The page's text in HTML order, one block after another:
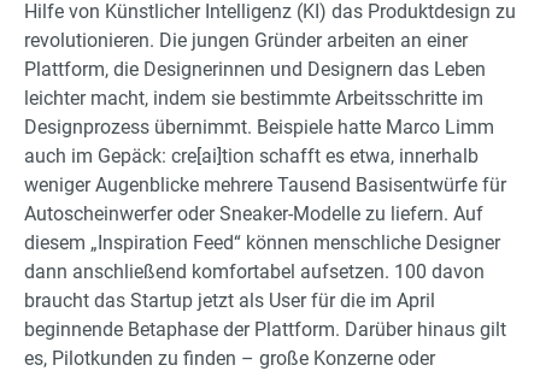
Hilfe von Künstlicher Intelligenz (KI) das Produktdesign zu
revolutionieren. Die jungen Gründer arbeiten an einer
Plattform, die Designerinnen und Designern das Leben
leichter macht, indem sie bestimmte Arbeitsschritte im
Designprozess übernimmt. Beispiele hatte Marco Limm
auch im Gepäck: cre[ai]tion schafft es etwa, innerhalb
weniger Augenblicke mehrere Tausend Basisentwürfe für
Autoscheinwerfer oder Sneaker-Modelle zu liefern. Auf
diesem „Inspiration Feed“ können menschliche Designer
dann anschließend komfortabel aufsetzen. 100 davon
braucht das Startup jetzt als User für die im April
beginnende Betaphase der Plattform. Darüber hinaus gilt
es, Pilotkunden zu finden – große Konzerne oder